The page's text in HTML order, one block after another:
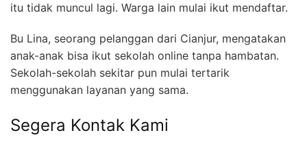
itu tidak muncul lagi. Warga lain mulai ikut mendaftar.
Bu Lina, seorang pelanggan dari Cianjur, mengatakan
anak-anak bisa ikut sekolah online tanpa hambatan.
Sekolah-sekolah sekitar pun mulai tertarik
menggunakan layanan yang sama.
Segera Kontak Kami